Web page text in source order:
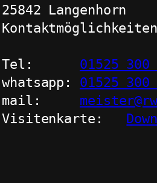
25842 Langenhorn
Tel: 01525 300
whatsapp: 01525 300
mail:
Visitenkarte: